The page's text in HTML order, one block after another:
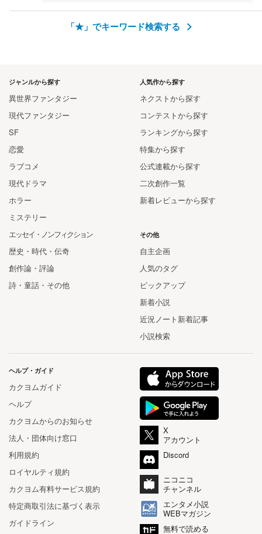
「★」でキーワード検索する
人気作から探す
ネクストから探す
コンテストから探す
ランキングから探す
特集から探す
公式連載から探す
二次創作一覧
新着レビューから探す
ジャンルから探す
異世界ファンタジー
現代ファンタジー
SF
恋愛
ラブコメ
現代ドラマ
ホラー
ミステリー
エッセイ・ノンフィクション
歴史・時代・伝奇
創作論・評論
詩・童話・その他
その他
自主企画
人気のタグ
ピックアップ
新着小説
近況ノート新着記事
小説検索
ヘルプ・ガイド
カクヨムガイド
ヘルプ
カクヨムからのお知らせ
法人・団体向け窓口
利用規約
ロイヤルティ規約
カクヨム有料サービス規約
特定商取引法に基づく表示
ガイドライン
X
アカウント
Discord
ニコニコ
チャンネル
エンタメ小説
WEBマガジン
無料で読める